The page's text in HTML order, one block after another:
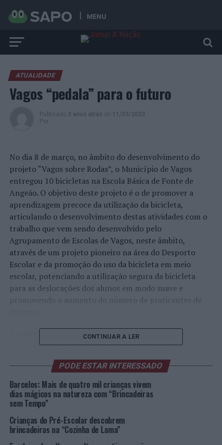
MENU
ATUALIDADE
Vagos “pedala” para o futuro
Publicado 3 anos atrás on 11/03/2023
Por
No dia 8 de março, no âmbito do desenvolvimento do
projeto “Vagos sobre Rodas”, o Município de Vagos
entregou 10 bicicletas na Escola Básica de Fonte de
Angeão. O objetivo deste projeto é o de promover a
aprendizagem precoce da utilização da bicicleta,
articulando o desenvolvimento destas atividades com o
trabalho que vem sendo desenvolvido pelo
Agrupamento de Escolas de Vagos, neste âmbito,
através de um projeto pioneiro na área do Desporto
Escolar e da promoção do uso da bicicleta em meio
escolar, potenciando a utilização segura da bicicleta
para as deslocações dos alunos em modo suave e
promovendo o aumento do número de praticantes de
A entrega foi articulada no âmbito do projeto das
Atividades de Enriquecimento Curricular promovida pela
Câmara Municipal de Vagos em articulação direta com o
Agrupamento de Escolas de Vagos e, ainda, com o
envolvimento de uma empresa de Vagos do setor.
Para os jovens, a utilização da bicicleta como meio de
transporte e como prática de atividade física pode
garantir uma melhoria da qualidade de vida presente e
CONTINUAR A LER
PODE ESTAR INTERESSADO
Barcelos: Mais de quatro mil crianças vivem
dias mágicos na natureza com “Brincadeiras
sem Tempo”
Crianças do Pré-Escolar descobrem
brincadeiras na “Cozinha de Lama”